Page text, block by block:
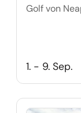
Golf von
1. - 9. Sep.